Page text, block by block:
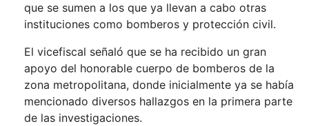
que se sumen a los que ya llevan a cabo otras
instituciones como bomberos y protección civil.
El vicefiscal señaló que se ha recibido un gran
apoyo del honorable cuerpo de bomberos de la
zona metropolitana, donde inicialmente ya se había
mencionado diversos hallazgos en la primera parte
de las investigaciones.